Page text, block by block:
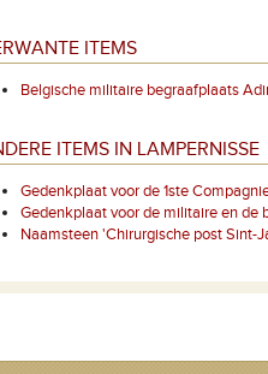
ITEMS
Belgische militaire begraafplaats
ITEMS IN LAMPERNISSE
Gedenkplaat voor de 1ste
Gedenkplaat voor de militaire en de
Naamsteen 'Chirurgische post Sint-